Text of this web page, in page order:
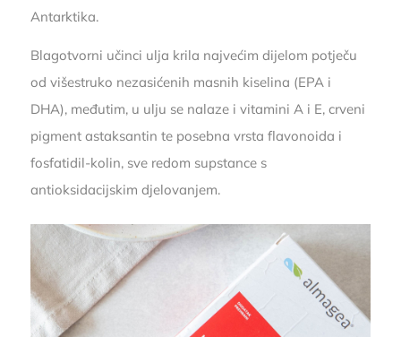
Antarktika.
Blagotvorni učinci ulja krila najvećim dijelom potječu
od višestruko nezasićenih masnih kiselina (EPA i
DHA), međutim, u ulju se nalaze i vitamini A i E, crveni
pigment astaksantin te posebna vrsta flavonoida i
fosfatidil-kolin, sve redom supstance s
antioksidacijskim djelovanjem.